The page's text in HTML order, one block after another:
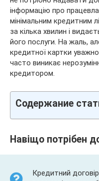
інформацію про
мінімальним кредитним
за кілька хвилин і
його послуги. На жаль,
кредитної картки
часто виникає
кредитором.
Содержание
Навіщо потрібен
Кредитний